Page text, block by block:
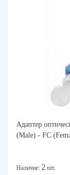
Адаптер
(Male) - FC
Наличие: 2 шт.